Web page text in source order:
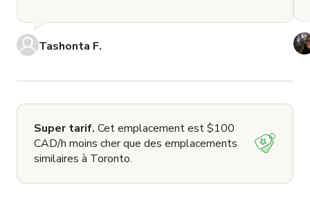
Tashonta F.
Super tarif. Cet emplacement est $100
CAD/h moins cher que des emplacements
similaires à Toronto.